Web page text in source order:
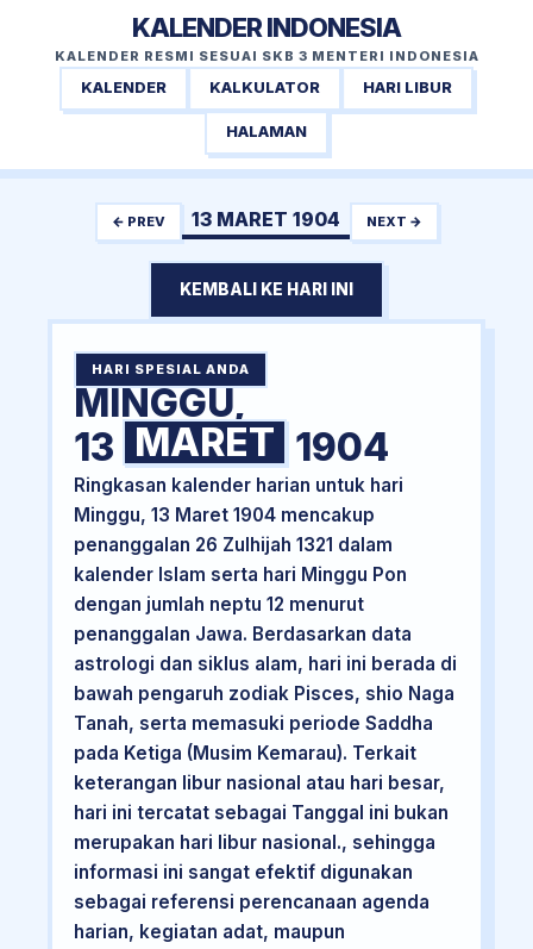
KALENDER INDONESIA
KALENDER RESMI SESUAI SKB 3 MENTERI INDONESIA
KALENDER KALKULATOR HARI LIBUR
HALAMAN
← PREV 13 MARET 1904 NEXT →
KEMBALI KE HARI INI
HARI SPESIAL ANDA
MINGGU,
13 MARET 1904
Ringkasan kalender harian untuk hari
Minggu, 13 Maret 1904 mencakup
penanggalan 26 Zulhijah 1321 dalam
kalender Islam serta hari Minggu Pon
dengan jumlah neptu 12 menurut
penanggalan Jawa. Berdasarkan data
astrologi dan siklus alam, hari ini berada di
bawah pengaruh zodiak Pisces, shio Naga
Tanah, serta memasuki periode Saddha
pada Ketiga (Musim Kemarau). Terkait
keterangan libur nasional atau hari besar,
hari ini tercatat sebagai Tanggal ini bukan
merupakan hari libur nasional., sehingga
informasi ini sangat efektif digunakan
sebagai referensi perencanaan agenda
harian, kegiatan adat, maupun